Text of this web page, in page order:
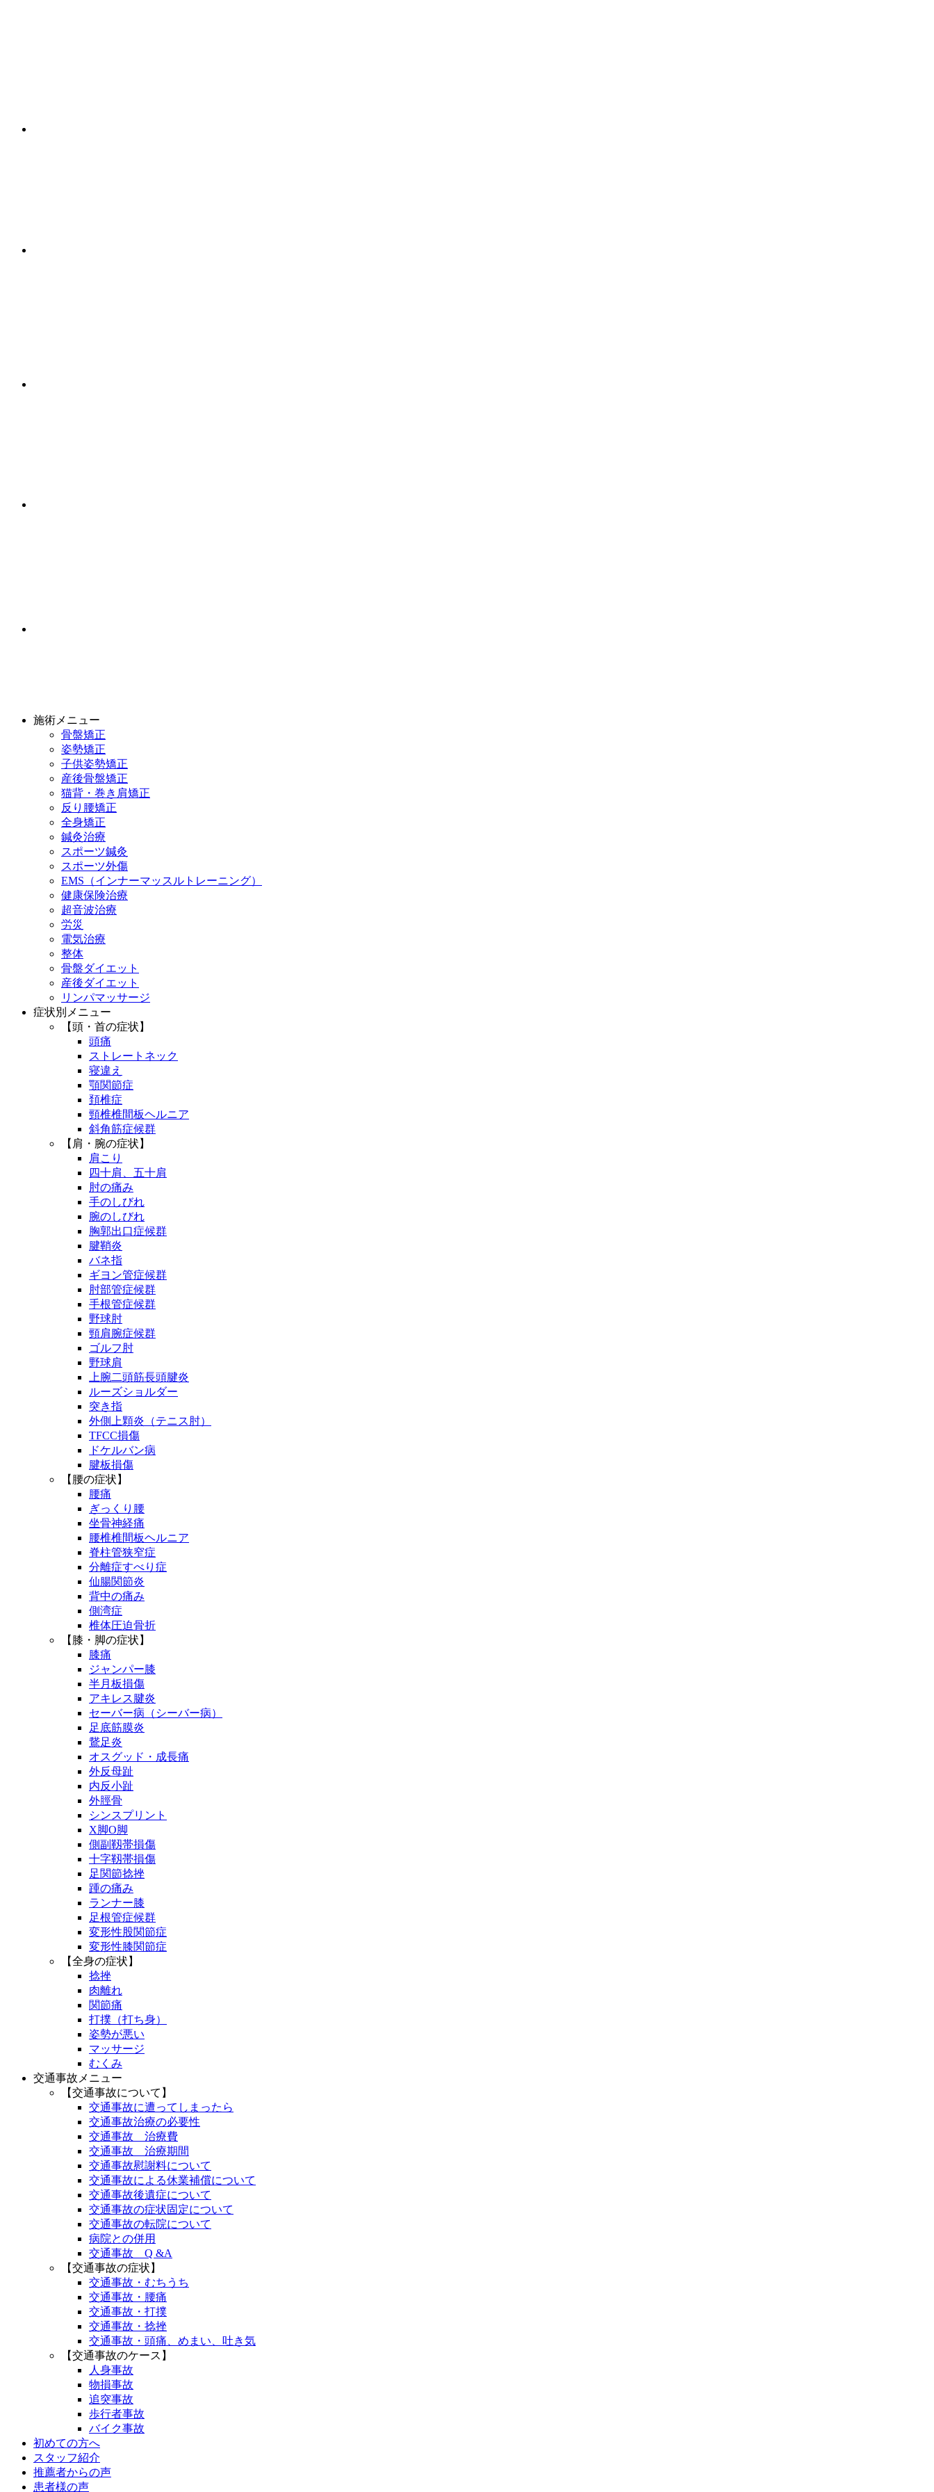
施術メニュー
骨盤矯正
姿勢矯正
子供姿勢矯正
産後骨盤矯正
猫背・巻き肩矯正
反り腰矯正
全身矯正
鍼灸治療
スポーツ鍼灸
スポーツ外傷
EMS（インナーマッスルトレーニング）
健康保険治療
超音波治療
労災
電気治療
整体
骨盤ダイエット
産後ダイエット
リンパマッサージ
症状別メニュー
【頭・首の症状】
頭痛
ストレートネック
寝違え
顎関節症
頚椎症
頸椎椎間板ヘルニア
斜角筋症候群
【肩・腕の症状】
肩こり
四十肩、五十肩
肘の痛み
手のしびれ
腕のしびれ
胸郭出口症候群
腱鞘炎
バネ指
ギヨン管症候群
肘部管症候群
手根管症候群
野球肘
頸肩腕症候群
ゴルフ肘
野球肩
上腕二頭筋長頭腱炎
ルーズショルダー
突き指
外側上顆炎（テニス肘）
TFCC損傷
ドケルバン病
腱板損傷
【腰の症状】
腰痛
ぎっくり腰
坐骨神経痛
腰椎椎間板ヘルニア
脊柱管狭窄症
分離症すべり症
仙腸関節炎
背中の痛み
側湾症
椎体圧迫骨折
【膝・脚の症状】
膝痛
ジャンパー膝
半月板損傷
アキレス腱炎
セーバー病（シーバー病）
足底筋膜炎
鵞足炎
オスグッド・成長痛
外反母趾
内反小趾
外脛骨
シンスプリント
X脚O脚
側副靱帯損傷
十字靱帯損傷
足関節捻挫
踵の痛み
ランナー膝
足根管症候群
変形性股関節症
変形性膝関節症
【全身の症状】
捻挫
肉離れ
関節痛
打撲（打ち身）
姿勢が悪い
マッサージ
むくみ
交通事故メニュー
【交通事故について】
交通事故に遭ってしまったら
交通事故治療の必要性
交通事故 治療費
交通事故 治療期間
交通事故慰謝料について
交通事故による休業補償について
交通事故後遺症について
交通事故の症状固定について
交通事故の転院について
病院との併用
交通事故 Q &A
【交通事故の症状】
交通事故・むちうち
交通事故・腰痛
交通事故・打撲
交通事故・捻挫
交通事故・頭痛、めまい、吐き気
【交通事故のケース】
人身事故
物損事故
追突事故
歩行者事故
バイク事故
初めての方へ
スタッフ紹介
推薦者からの声
患者様の声